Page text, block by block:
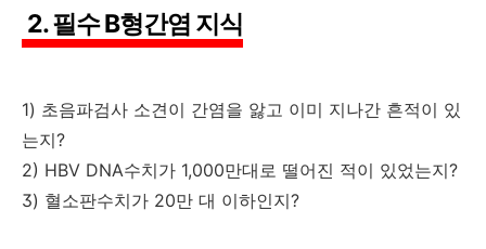
2. 필수 B형간염 지식
1) 초음파검사 소견이 간염을 앓고 이미 지나간 흔적이 있
는지?
2) HBV DNA수치가 1,000만대로 떨어진 적이 있었는지?
3) 혈소판수치가 20만 대 이하인지?